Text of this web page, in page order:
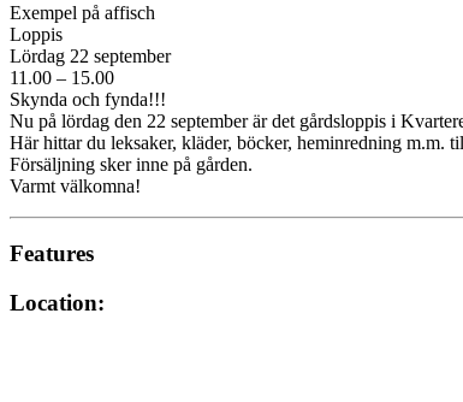
Exempel på affisch
Loppis
Lördag 22 september
11.00 – 15.00
Skynda och fynda!!!
Nu på lördag den 22 september är det gårdsloppis i
Här hittar du leksaker, kläder, böcker, heminredning m.m.
Försäljning sker inne på gården.
Varmt välkomna!
Features
Location: